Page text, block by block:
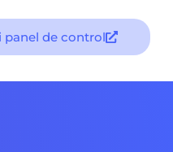
panel de control